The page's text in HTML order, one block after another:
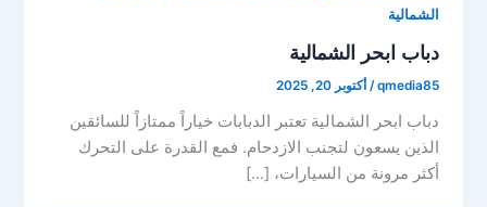
الشمالية
دباب ابحر الشمالية
qmedia85
/أكتوبر 20, 2025
دباب ابحر الشمالية تعتبر الدبابات خياراً ممتازاً للسائقين
الذين يسعون لتجنب الازدحام. فمع القدرة على التحرك
أكثر مرونة من السيارات، […]